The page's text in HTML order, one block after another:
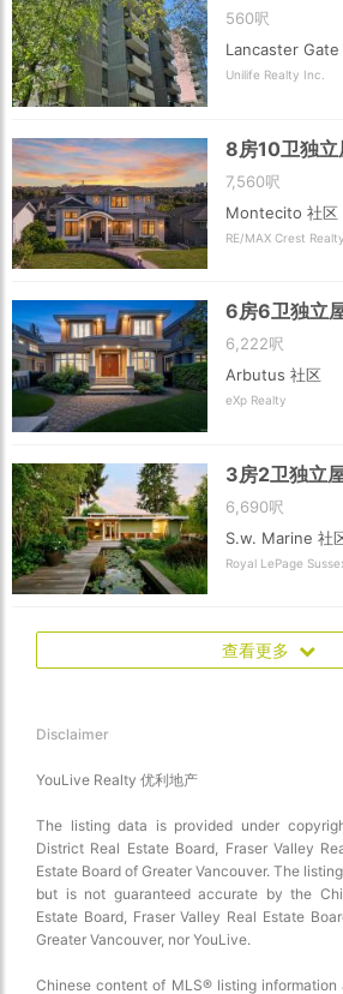
560呎
Lancaster Gate
Unilife Realty Inc.
8房10卫独
7,560呎
Montecito 社区
RE/MAX Crest Realty
6房6卫独立
6,222呎
Arbutus 社区
eXp Realty
3房2卫独立
6,690呎
S.w. Marine 社
Royal LePage
查看更多
Disclaimer
YouLive Realty 优利地产
The listing data is provided under
District Real Estate Board, Fraser Valley
Estate Board of Greater Vancouver. The
but is not guaranteed accurate by the
Estate Board, Fraser Valley Real Estate
Greater Vancouver, nor YouLive.
Chinese content of MLS® listing